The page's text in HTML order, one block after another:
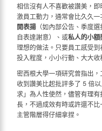
相信沒有人不喜歡被讚美，
激員工動力，通常會比久久
開表揚（如內部公告、季度選
自表達謝意）、或私人的小額
理想的做法。只要員工感受
投入程度，小小行動、大大收
密西根大學一項研究曾指出
收到讚美比起批評多了 5 倍
求」為人性使然，儘管有理
長，不過成效有時或許還不
主管階層得仔細拿捏。